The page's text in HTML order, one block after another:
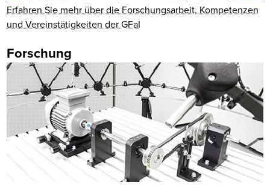
Erfahren Sie mehr über die Forschungsarbeit, Kompetenzen
und Vereinstätigkeiten der GFaI
Forschung